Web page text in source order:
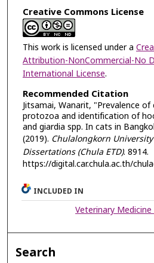
Creative Commons License
This work is licensed under a
Attribution-NonCommercial-No
International License.
Recommended Citation
Jitsamai, Wanarit, "Prevalence
protozoa and identification of
and giardia spp. In cats in
(2019). Chulalongkorn
Dissertations (Chula ETD). 8914.
https://digital.car.chula.ac.th/
INCLUDED IN
Veterinary
Search